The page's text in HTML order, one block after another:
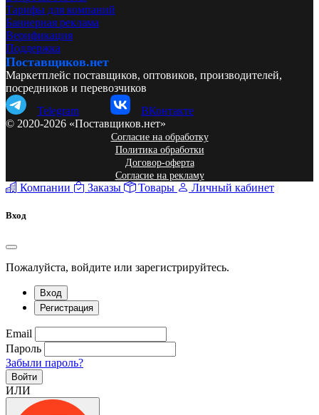
Тарифы для компаний
Баннерная реклама
Верификация
Поддержка
Поставщиков.нет
Маркетплейс поставщиков, оптовиков, производителей,
посредников и перевозчиков
Telegram
ВКонтакте
© 2020-2026 «Поставщиков.нет»
Согласие на обработку
Политика обработки
Договор-оферта
Согласие на рекламу
Компании Заказы Товары Личный кабинет
Вход
Пожалуйста, войдите или зарегистрируйтесь.
Вход
Регистрация
Email
Пароль
Забыли пароль?
Войти
ИЛИ